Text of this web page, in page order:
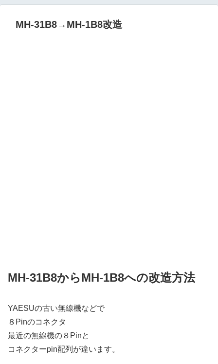
MH-31B8→MH-1B8改造
MH-31B8からMH-1B8への改造方法
YAESUの古い無線機などで
８Pinのコネクタ
最近の無線機の８Pinと
コネクターpin配列が違います。